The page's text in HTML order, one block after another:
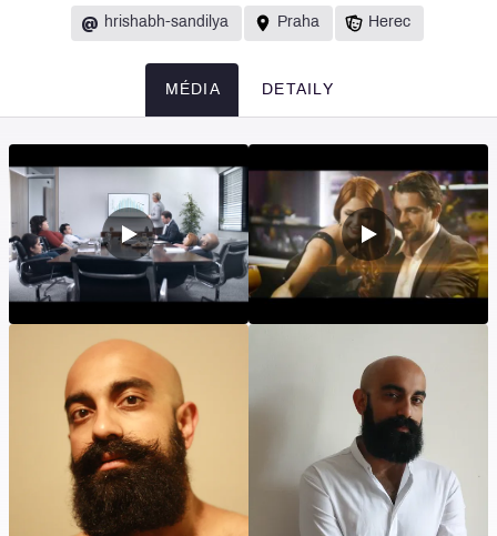
@ hrishabh-sandilya Praha Herec
MÉDIA DETAILY
Média